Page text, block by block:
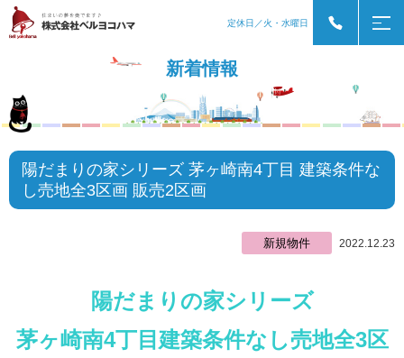
定休日／火・水曜日
新着情報
陽だまりの家シリーズ 茅ヶ崎南4丁目 建築条件な
し売地全3区画 販売2区画
新規物件 2022.12.23
陽だまりの家シリーズ
茅ヶ崎南4丁目建築条件なし売地全3区